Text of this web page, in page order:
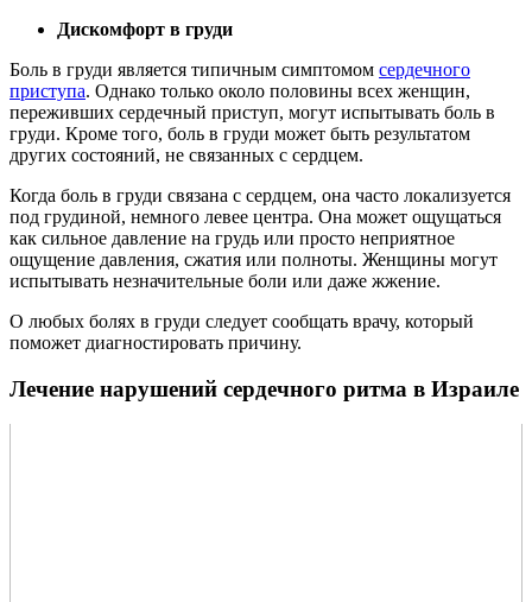
Дискомфорт в груди
Боль в груди является типичным симптомом сердечного
приступа. Однако только около половины всех женщин,
переживших сердечный приступ, могут испытывать боль в
груди. Кроме того, боль в груди может быть результатом
других состояний, не связанных с сердцем.
Когда боль в груди связана с сердцем, она часто локализуется
под грудиной, немного левее центра. Она может ощущаться
как сильное давление на грудь или просто неприятное
ощущение давления, сжатия или полноты. Женщины могут
испытывать незначительные боли или даже жжение.
О любых болях в груди следует сообщать врачу, который
поможет диагностировать причину.
Лечение нарушений сердечного ритма в Израиле